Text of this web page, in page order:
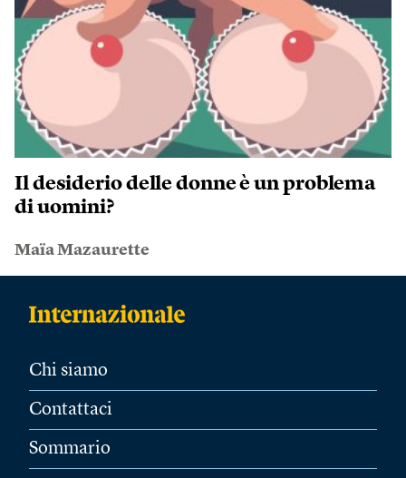
Il desiderio delle donne è un problema
di uomini?
Maïa Mazaurette
Chi siamo
Contattaci
Sommario